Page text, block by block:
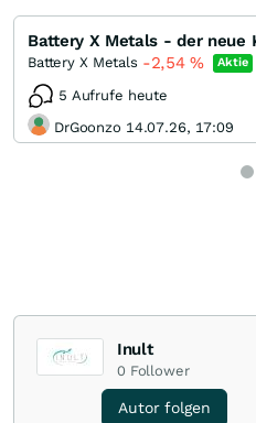
Battery X Metals - der neue
Battery X Metals -2,54% Aktie
5 Aufrufe heute
DrGoonzo 14.07.26, 17:09
Inult
0 Follower
Autor folgen